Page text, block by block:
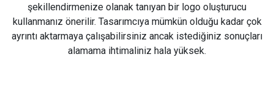
şekillendirmenize olanak tanıyan bir logo oluşturucu
kullanmanız önerilir. Tasarımcıya mümkün olduğu kadar çok
ayrıntı aktarmaya çalışabilirsiniz ancak istediğiniz sonuçları
alamama ihtimaliniz hala yüksek.